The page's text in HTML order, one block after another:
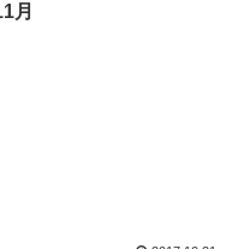
月